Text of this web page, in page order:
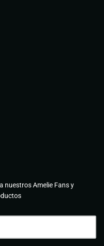
nuestros Amelie Fans y